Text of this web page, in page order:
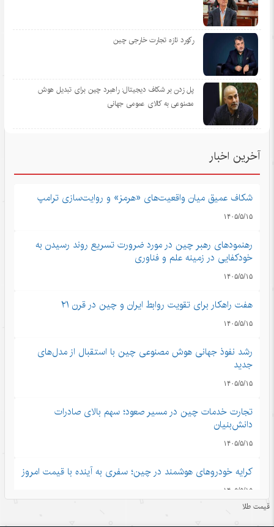
رکورد تازه تجارت خارجی چین
پل زدن بر شکاف دیجیتال: راهبرد چین برای تبدیل هوش
مصنوعی به کالای عمومی جهانی
آخرین اخبار
شکاف عمیق میان واقعیت‌های «هرمز» و روایت‌سازی ترامپ
۱۴۰۵/۵/۱۵
رهنمودهای رهبر چین در مورد ضرورت تسریع روند رسیدن به
خودکفایی در زمینه علم و فناوری
۱۴۰۵/۵/۱۵
هفت راهکار برای تقویت روابط ایران و چین در قرن ۲۱
۱۴۰۵/۵/۱۵
رشد نفوذ جهانی هوش مصنوعی چین با استقبال از مدل‌های
جدید
۱۴۰۵/۵/۱۵
تجارت خدمات چین در مسیر صعود؛ سهم بالای صادرات
دانش‌بنیان
۱۴۰۵/۵/۱۵
کرایه خودروهای هوشمند در چین؛ سفری به آینده با قیمت امروز
۱۴۰۵/۵/۱۵
قیمت طلا